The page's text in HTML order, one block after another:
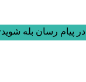
پیام رسان بله